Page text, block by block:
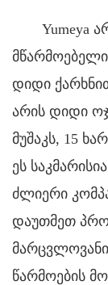
Yumeya
დიდი
არის დიდი
მუშაკს, 15
ეს
ძლიერი
დაუთმეთ
წარმოების